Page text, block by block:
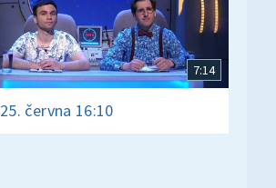
7:14
25. června 16:10